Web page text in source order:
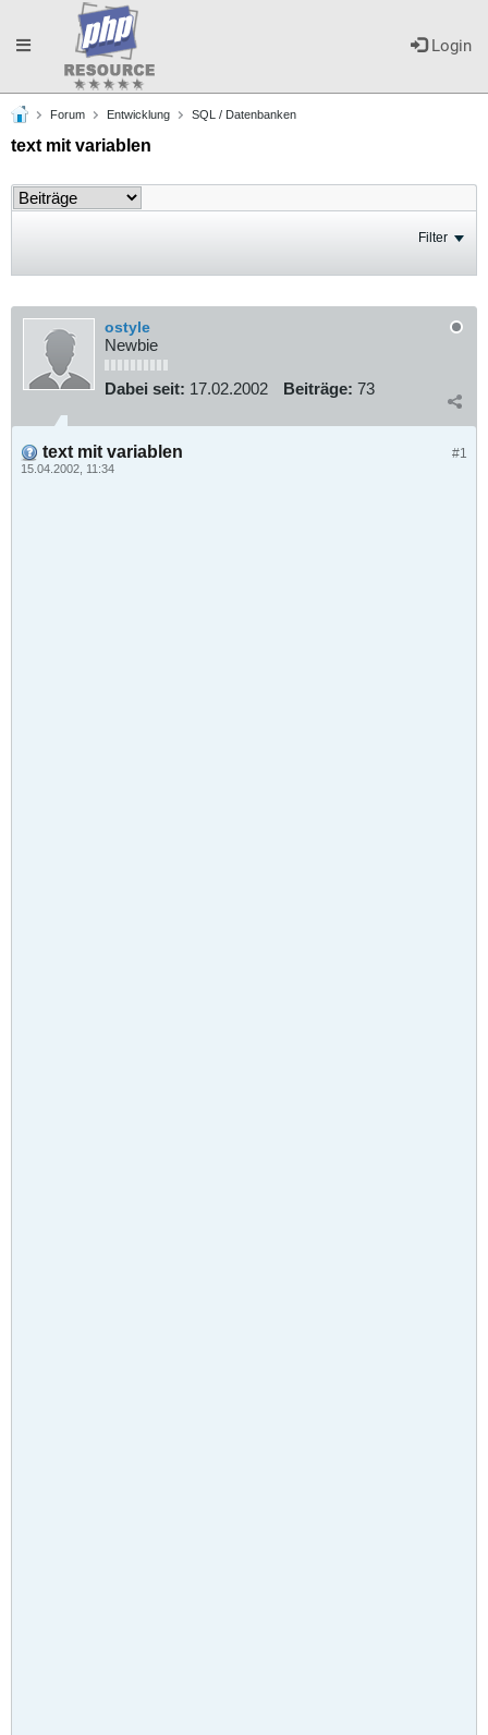
Login
Toggle
navigation
Forum Entwicklung SQL / Datenbanken
text mit variablen
Filter
ostyle
Newbie
Dabei seit: 17.02.2002 Beiträge: 73
#1
text mit variablen
15.04.2002, 11:34